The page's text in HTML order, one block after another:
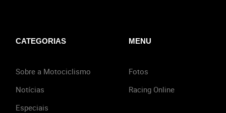
CATEGORIAS
Sobre a Motociclismo
Notícias
Especiais
MENU
Fotos
Racing Online